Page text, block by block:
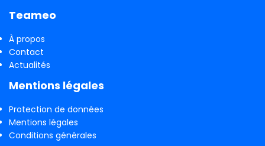
Teameo
À propos
Contact
Actualités
Mentions légales
Protection de données
Mentions légales
Conditions générales